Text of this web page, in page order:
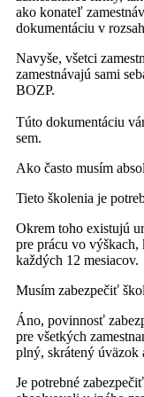
ako konateľ
dokumentáciu v
Navyše, všetci
zamestnávajú sami
BOZP.
Túto dokumentáciu
sem.
Ako často musím
Tieto školenia je
Okrem toho existujú
pre prácu vo výškach,
každých 12 mesiacov.
Musím zabezpečiť
Áno, povinnosť
pre všetkých
plný, skrátený úväzok
Je potrebné